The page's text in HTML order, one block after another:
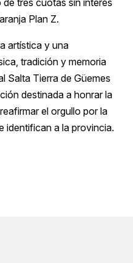
tres cuotas sin interés
Plan Z.
artística y una
tradición y memoria
Salta Tierra de Güemes
destinada a honrar la
el orgullo por la
identifican a la provincia.